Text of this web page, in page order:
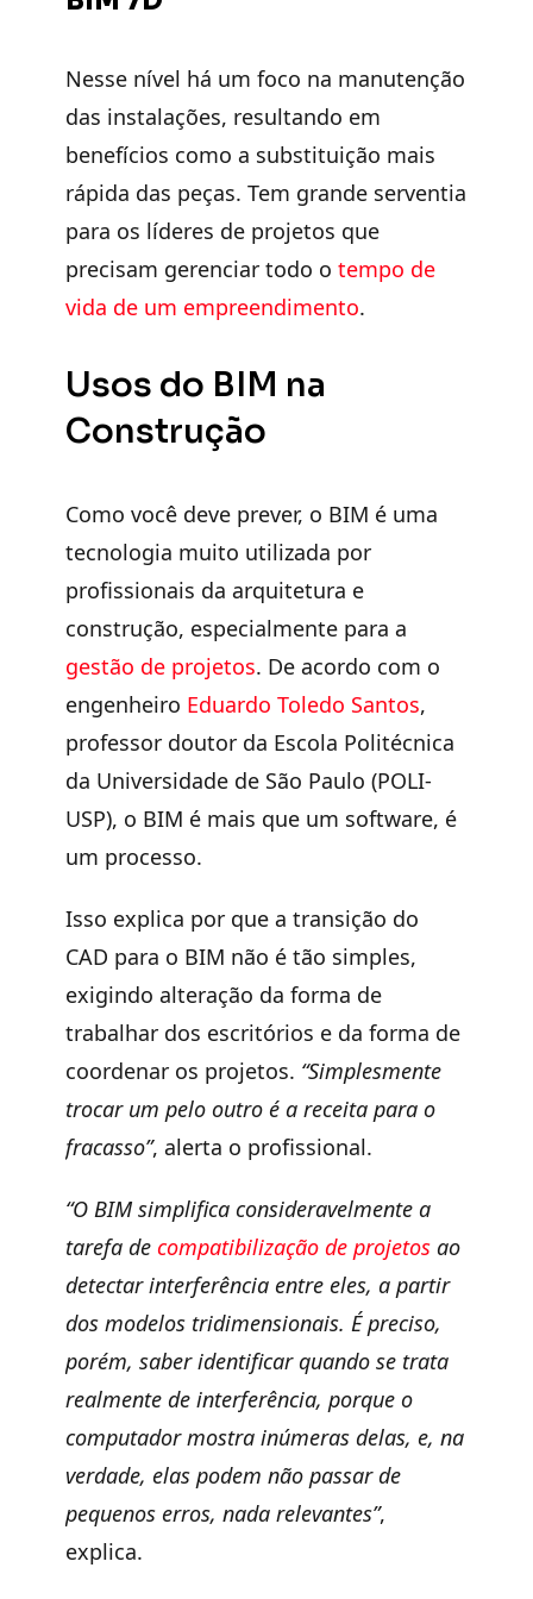
Nesse nível há um foco na manutenção
das instalações, resultando em
benefícios como a substituição mais
rápida das peças. Tem grande serventia
para os líderes de projetos que
precisam gerenciar todo o tempo de
vida de um empreendimento.
Usos do BIM na
Construção
Como você deve prever, o BIM é uma
tecnologia muito utilizada por
profissionais da arquitetura e
construção, especialmente para a
gestão de projetos. De acordo com o
engenheiro Eduardo Toledo Santos,
professor doutor da Escola Politécnica
da Universidade de São Paulo (POLI-
USP), o BIM é mais que um software, é
um processo.
Isso explica por que a transição do
CAD para o BIM não é tão simples,
exigindo alteração da forma de
trabalhar dos escritórios e da forma de
coordenar os projetos. “Simplesmente
trocar um pelo outro é a receita para o
fracasso”, alerta o profissional.
“O BIM simplifica consideravelmente a
tarefa de compatibilização de projetos ao
detectar interferência entre eles, a partir
dos modelos tridimensionais. É preciso,
porém, saber identificar quando se trata
realmente de interferência, porque o
computador mostra inúmeras delas, e, na
verdade, elas podem não passar de
pequenos erros, nada relevantes”,
explica.